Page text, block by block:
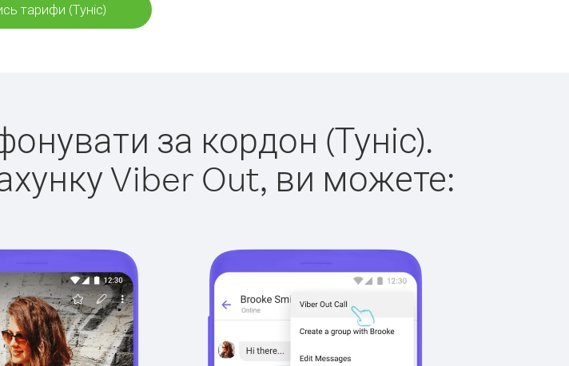
тарифи (Туніс)
за кордон (Туніс).
Viber Out, ви можете: